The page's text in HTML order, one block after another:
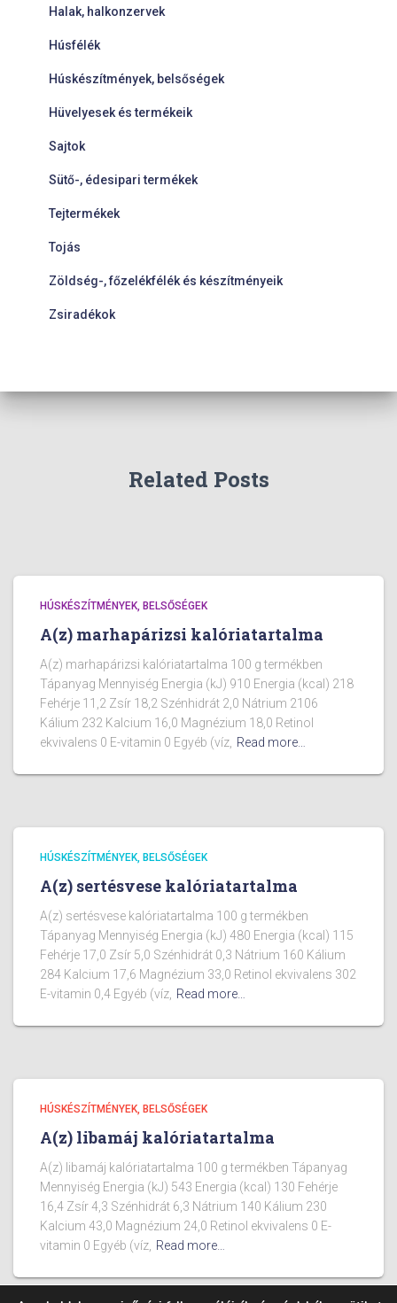
Halak, halkonzervek
Húsfélék
Húskészítmények, belsőségek
Hüvelyesek és termékeik
Sajtok
Sütő-, édesipari termékek
Tejtermékek
Tojás
Zöldség-, főzelékfélék és készítményeik
Zsiradékok
Related Posts
HÚSKÉSZÍTMÉNYEK, BELSŐSÉGEK
A(z) marhapárizsi kalóriatartalma
A(z) marhapárizsi kalóriatartalma 100 g termékben
Tápanyag Mennyiség Energia (kJ) 910 Energia (kcal) 218
Fehérje 11,2 Zsír 18,2 Szénhidrát 2,0 Nátrium 2106
Kálium 232 Kalcium 16,0 Magnézium 18,0 Retinol
ekvivalens 0 E-vitamin 0 Egyéb (víz, Read more…
HÚSKÉSZÍTMÉNYEK, BELSŐSÉGEK
A(z) sertésvese kalóriatartalma
A(z) sertésvese kalóriatartalma 100 g termékben
Tápanyag Mennyiség Energia (kJ) 480 Energia (kcal) 115
Fehérje 17,0 Zsír 5,0 Szénhidrát 0,3 Nátrium 160 Kálium
284 Kalcium 17,6 Magnézium 33,0 Retinol ekvivalens 302
E-vitamin 0,4 Egyéb (víz, Read more…
HÚSKÉSZÍTMÉNYEK, BELSŐSÉGEK
A(z) libamáj kalóriatartalma
A(z) libamáj kalóriatartalma 100 g termékben Tápanyag
Mennyiség Energia (kJ) 543 Energia (kcal) 130 Fehérje
16,4 Zsír 4,3 Szénhidrát 6,3 Nátrium 140 Kálium 230
Kalcium 43,0 Magnézium 24,0 Retinol ekvivalens 0 E-
vitamin 0 Egyéb (víz, Read more…